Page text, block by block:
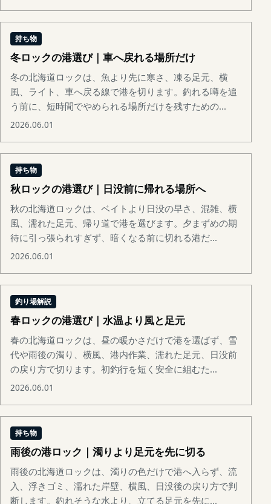
持ち物
冬ロックの港選び｜車へ戻れる場所だけ
冬の北海道ロックは、魚より先に寒さ、凍る足元、横
風、ライト、車へ戻る線で港を切ります。釣れる噂を追
う前に、短時間でやめられる場所だけを残すための...
2026.06.01
持ち物
秋ロックの港選び｜日没前に帰れる場所へ
秋の北海道ロックは、ベイトより日没の早さ、混雑、横
風、濡れた足元、帰り道で港を選びます。夕まずめの期
待に引っ張られすぎず、暗くなる前に切れる港だ...
2026.06.01
釣り場解説
春ロックの港選び｜水温より風と足元
春の北海道ロックは、昼の暖かさだけで港を選ばず、雪
代や雨後の濁り、横風、港内作業、濡れた足元、日没前
の戻り方で切ります。初釣行を短く安全に組むた...
2026.06.01
持ち物
雨後の港ロック｜濁りより足元を先に切る
雨後の北海道ロックは、濁りの色だけで港へ入らず、流
入、浮きゴミ、濡れた岸壁、横風、日没後の戻り方で判
断します。釣れそうな水より、立てる足元を先に...